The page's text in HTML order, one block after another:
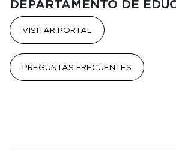
DEPARTAMENTO DE
VISITAR PORTAL
PREGUNTAS FRECUENTES